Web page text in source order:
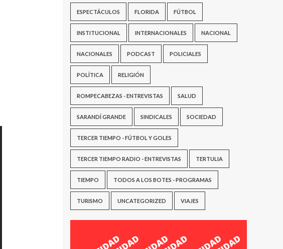
ESPECTÁCULOS FLORIDA FÚTBOL
INSTITUCIONAL INTERNACIONALES NACIONAL
NACIONALES PODCAST POLICIALES
POLÍTICA RELIGIÓN
ROMPECABEZAS - ENTREVISTAS SALUD
SARANDÍ GRANDE SINDICALES SOCIEDAD
TERCER TIEMPO - FÚTBOL Y GOLES
TERCER TIEMPO RADIO - ENTREVISTAS TERTULIA
TIEMPO TODOS A LOS BOTES - PROGRAMAS
TURISMO UNCATEGORIZED VIAJES